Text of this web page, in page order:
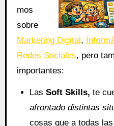
mos
sobre
Marketing Digital,
Redes Sociales, pero
importantes:
LasSoft Skills, te
afrontado distintas
cosas que a todas